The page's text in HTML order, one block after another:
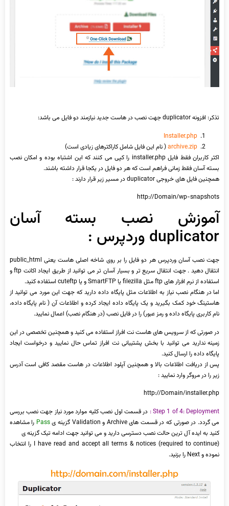
تذکر: افزونه duplicator جهت نصب در هاست جدید نیازمند دو فایل می باشد:
Installer.php
archive.zip( نام این فایل شامل کاراکترهای زیادی است)
اکثر کاربران فقط فایل installer.php را کپی می کنند که این اشتباه بوده و امکان نصب
بسته آسان فقط زمانی فراهم است که هر دو فایل در یکجا قرار داشته باشند.
همچنین فایل های خروجی duplicator در مسیر زیر قرار دارند :
http://Domain/wp-snapshots
آموزش نصب بسته آسان
duplicator وردپرس :
جهت نصب آسان وردپرس هر دو فایل را بر روی شاخه اصلی هاست یعنی public_html
انتقال دهید . جهت انتقال سریع تر و بسیار آسان تر می توانید از طریق ایجاد اکانت ftp و
استفاده از نرم افزار های ftp مثل filezilla یا SmartFTP و یا cuteftp استفاده کنید.
اما در هنگام نصب نیاز به اطلاعات مثل پایگاه داده دارید که جهت این مورد می توانید از
هاستینگ خود کمک بگیرید و یک پایگاه داده ایجاد کرده و اطلاعات آن ( نام پایگاه داده،
نام کاربری پایگاه داده و رمز عبور) را در فایل نصب (در هنگام نصب) اعمال نمایید.
در صورتی که از سرویس های هاست نت افراز استفاده می کنید و همچنین تخصصی در این
زمینه ندارید می توانید با بخش پشتیبانی نت افراز تماس حال نمایید و درخواست ایجاد
پایگاه داده را ارسال کنید.
پس از دریافت اطلاعات بالا و همچنین آپلود اطلاعات در هاست مقصد کافی است آدرس
زیر را در مروگر وارد نمایید :
http://Domain/installer.php
Step 1 of 4: Deployment :
در قسمت اول نصب کلیه موارد مورد نیاز جهت نصب بررسی
می گردد. در صورتی که در قسمت های Archive و Validation گزینه ی
Pass را مشاهده
کنید به ایده آل ترین حالت نصب دسترسی دارید و می توانید جهت ادامه تیک گزینه ی
I have read and accept all terms & notices (required to continue) را انتخاب
نموده و Next را بزنید.